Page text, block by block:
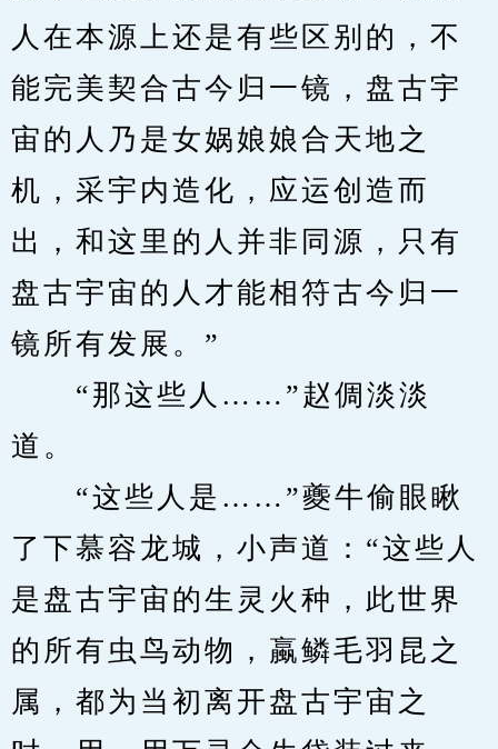
人在本源上还是有些区别的，不
能完美契合古今归一镜，盘古宇
宙的人乃是女娲娘娘合天地之
机，采宇内造化，应运创造而
出，和这里的人并非同源，只有
盘古宇宙的人才能相符古今归一
镜所有发展。”
“那这些人……”赵倜淡淡
道。
“这些人是……”夔牛偷眼瞅
了下慕容龙城，小声道：“这些人
是盘古宇宙的生灵火种，此世界
的所有虫鸟动物，蠃鳞毛羽昆之
属，都为当初离开盘古宇宙之